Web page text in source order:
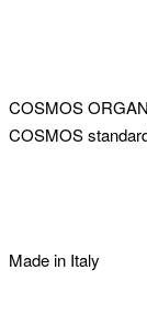
COSMOS
COSMOS
Made in Italy